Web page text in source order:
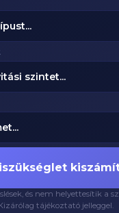
és nem helyettesítik a
tájékoztató jelleggel.